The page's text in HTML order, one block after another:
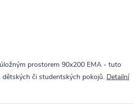
prostorem 90x200 EMA - tuto
či studentských pokojů. Detailní